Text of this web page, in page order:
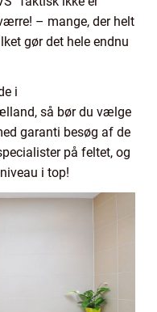
– mange, der helt
gør det hele endnu
i
så bør du vælge
garanti besøg af de
på feltet, og
i top!